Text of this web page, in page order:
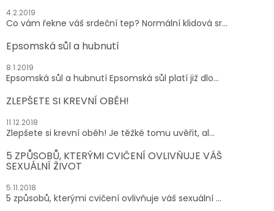
4.2.2019
Co vám řekne váš srdeční tep? Normální klidová sr...
Epsomská sůl a hubnutí
8.1.2019
Epsomská sůl a hubnutí Epsomská sůl platí již dlo...
ZLEPŠETE SI KREVNÍ OBĚH!
11.12.2018
Zlepšete si krevní oběh! Je těžké tomu uvěřit, al...
5 ZPŮSOBŮ, KTERÝMI CVIČENÍ OVLIVŇUJE VÁŠ
SEXUÁLNÍ ŽIVOT
5.11.2018
5 způsobů, kterými cvičení ovlivňuje váš sexuální ...